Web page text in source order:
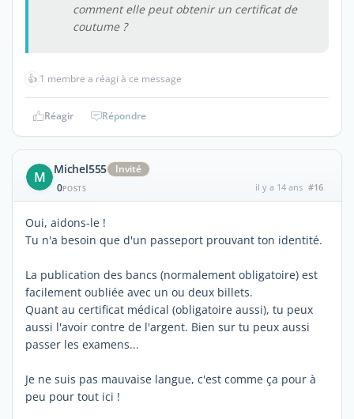
comment elle peut obtenir un certificat de
coutume ?
👍 1 membre a réagi à ce message
Réagir Répondre
M Michel555
Invité
0POSTS il y a 14 ans #16
Oui, aidons-le !
Tu n'a besoin que d'un passeport prouvant ton identité.
La publication des bancs (normalement obligatoire) est
facilement oubliée avec un ou deux billets.
Quant au certificat médical (obligatoire aussi), tu peux
aussi l'avoir contre de l'argent. Bien sur tu peux aussi
passer les examens...
Je ne suis pas mauvaise langue, c'est comme ça pour à
peu pour tout ici !